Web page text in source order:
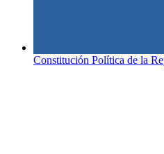
Constitución Política de la